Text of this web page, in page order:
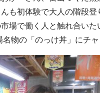
も初体験で大人の階段登
場で働く人と触れ合い
物の「のっけ丼」にチャ